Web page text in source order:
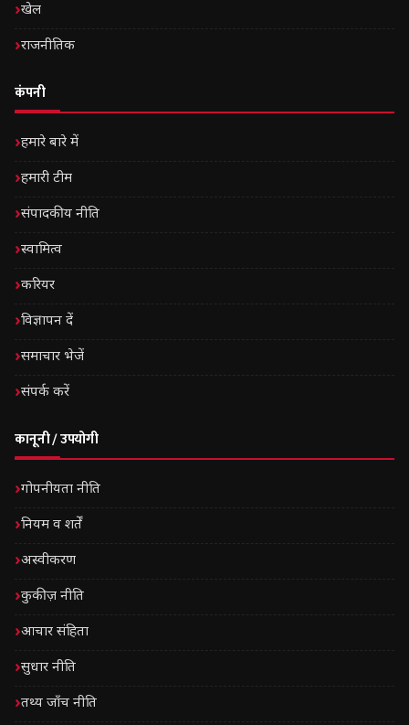
खेल
राजनीतिक
कंपनी
हमारे बारे में
हमारी टीम
संपादकीय नीति
स्वामित्व
करियर
विज्ञापन दें
समाचार भेजें
संपर्क करें
कानूनी / उपयोगी
गोपनीयता नीति
नियम व शर्तें
अस्वीकरण
कुकीज़ नीति
आचार संहिता
सुधार नीति
तथ्य जाँच नीति